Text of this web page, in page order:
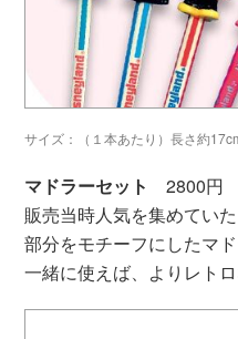
サイズ：（１本あたり）長さ約
マドラーセット
2800円
販売当時人気を集めてい
部分をモチーフにしたマ
一緒に使えば、よりレト